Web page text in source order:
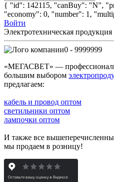
{ "id": 142115, "canBuy": "N",
"economy": 0, "number": 1,
Войти
Электротехническая
0 - 9999999
«МЕГАСВЕТ» —
большим выбором
предлагаем:
кабель и провод оптом
светильники оптом
лампочки оптом
И также все
мы продаем в розницу!